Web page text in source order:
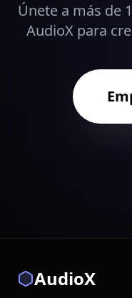
Únete a más de
AudioX para
AudioX